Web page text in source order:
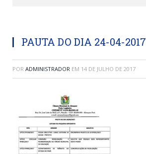
PAUTA DO DIA 24-04-2017
POR ADMINISTRADOR EM 14 DE JULHO DE 2017